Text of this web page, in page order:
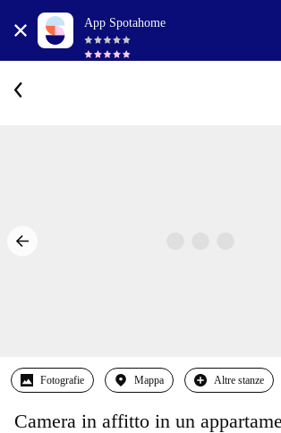
App Spotahome
Fotografie Mappa Altre stanze
Camera in affitto in un